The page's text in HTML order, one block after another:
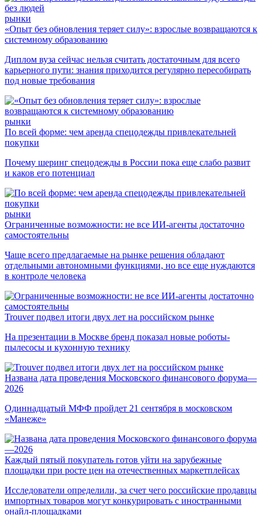
рынки
«Опыт без обновления теряет силу»: взрослые возвращаются к
системному образованию
Диплом вуза сейчас нельзя считать достаточным для всего
карьерного пути: знания приходится регулярно пересобирать
под новые требования
рынки
По всей форме: чем аренда спецодежды привлекательней
покупки
Почему шеринг спецодежды в России пока еще слабо развит
и каков его потенциал
рынки
Ограниченные возможности: не все ИИ-агенты достаточно
самостоятельны
Чаще всего предлагаемые на рынке решения обладают
отдельными автономными функциями, но все еще нуждаются
в контроле человека
Trouver подвел итоги двух лет на российском рынке
На презентации в Москве бренд показал новые роботы-
пылесосы и кухонную технику
Названа дата проведения Московского финансового форума—
2026
Одиннадцатый МФФ пройдет 21 сентября в московском
«Манеже»
Каждый пятый покупатель готов уйти на зарубежные
площадки при росте цен на отечественных маркетплейсах
Исследователи определили, за счет чего российские продавцы
импортных товаров могут конкурировать с иностранными
онайл-площадками